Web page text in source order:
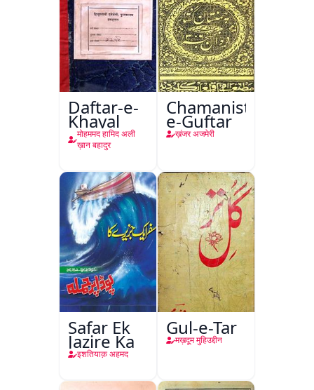
Daftar-e-
Khayal
मोहममद हामिद अली
ख़ान बहादुर
Chamanistan-
e-Guftar
ख़ंजर अजमेरी
Safar Ek
Jazire Ka
इशतियाक़ अहमद
Gul-e-Tar
मख़दूम मुहिउद्दीन